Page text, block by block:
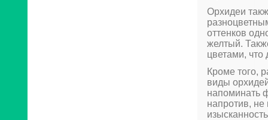
Орхидеи
оттенков
желтый.
цветами,
Кроме того,
виды
напоминать
напротив, не